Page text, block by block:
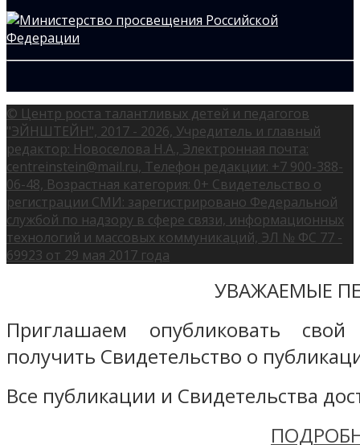
© Центр роста талантливых детей и педагогов
"ЭЙНШТЕЙН", 2017 - 2026, Учредитель и главный
редактор: Новоселова Н.А., Электронная почта:
centreinstein@mail.ru, Телефон редакции: +7 900-388-
06-48, Возрастная категория: 0+ Свидетельство о
регистрации СМИ: зарегистрировано Федеральной
службой по надзору в сфере связи, информационных
технологий и массовых коммуникаций, ЭЛ № ФС 77 -
69923 от 29 мая 2017 года
УВАЖАЕМЫЕ
Приглашаем опубликовать
получить Свидетельство о
Все публикации и Свидетельства